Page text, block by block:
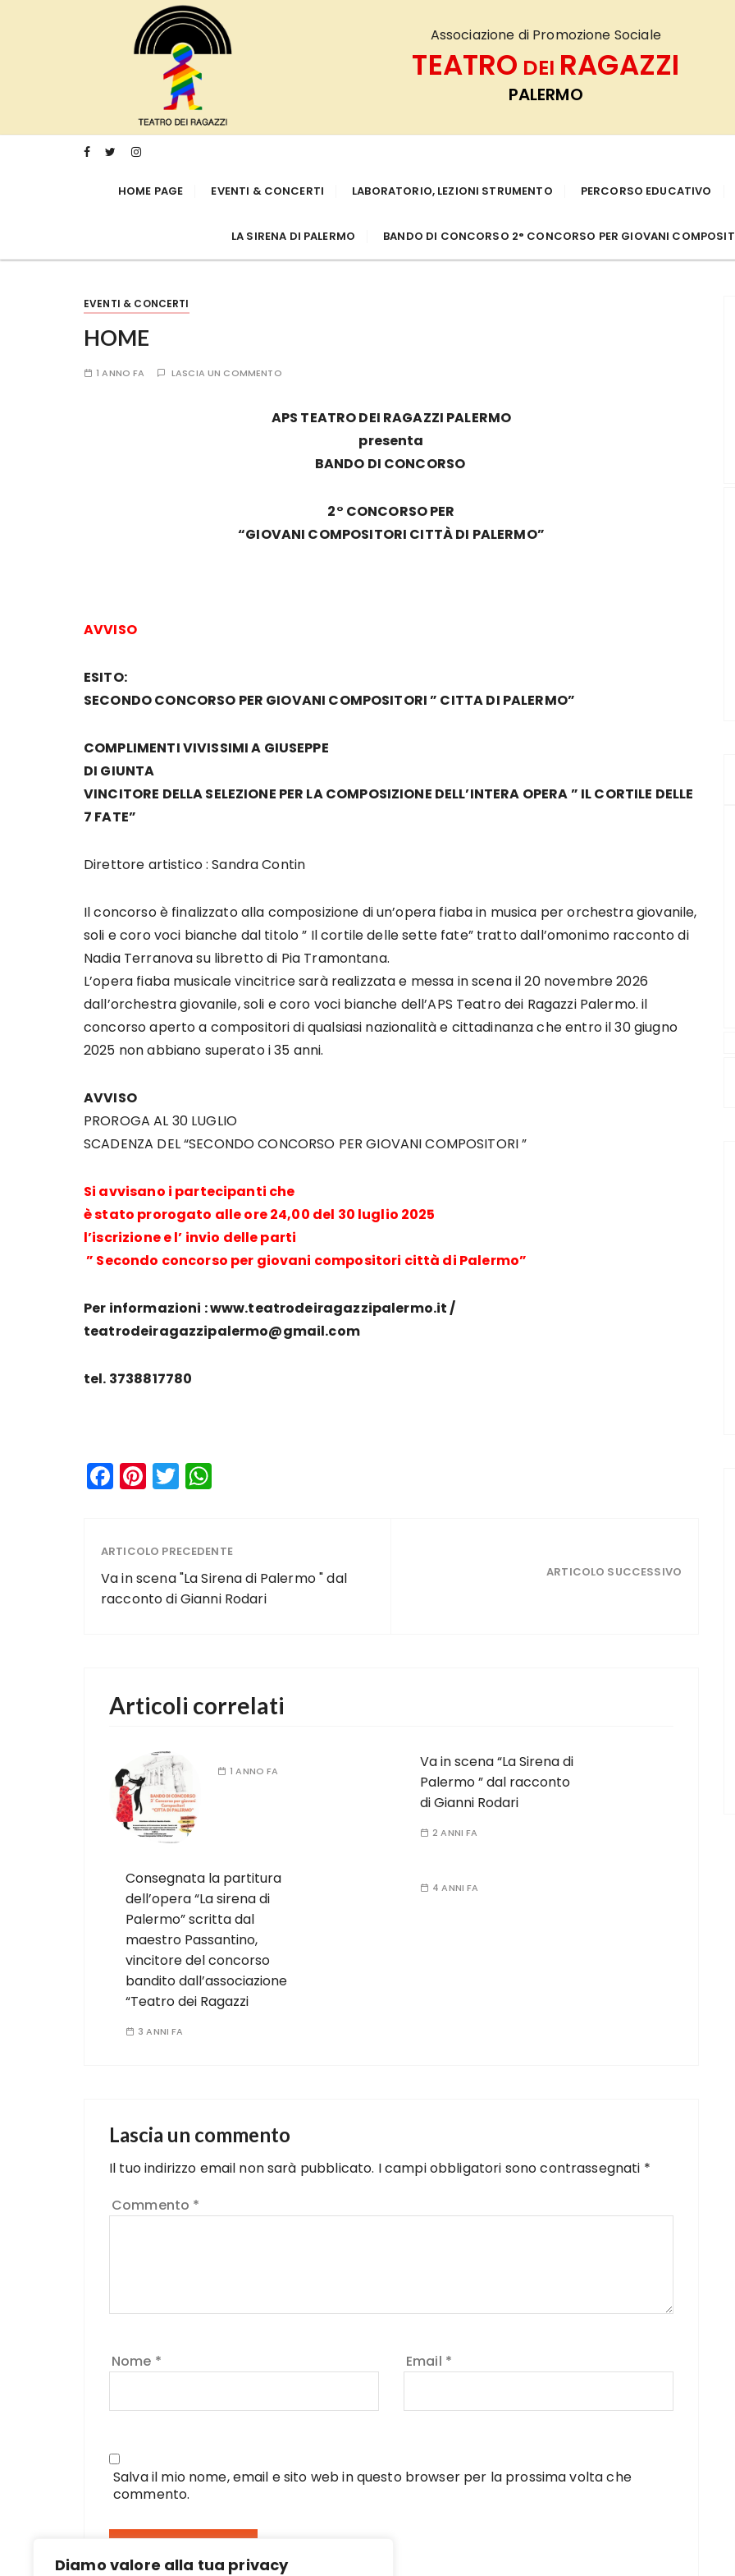
Diamo valore alla tua privacy
l
n
Associazione di Promozione Sociale
TEATRO DEI RAGAZZI
PALERMO
HOME PAGE EVENTI & CONCERTI LABORATORIO, LEZIONI STRUMENTO PERCORSO EDUCATIVO
LA SIRENA DI PALERMO BANDO DI CONCORSO 2° CONCORSO PER GIOVANI
EVENTI & CONCERTI
HOME
1 ANNO FA LASCIA UN COMMENTO
APS TEATRO DEI RAGAZZI PALERMO
presenta
BANDO DI CONCORSO
2° CONCORSO PER
“GIOVANI COMPOSITORI CITTÀ DI PALERMO”
AVVISO
ESITO:
SECONDOCONCORSO PER GIOVANI COMPOSITORI ” CITTA DI PALERMO”
COMPLIMENTI VIVISSIMI A GIUSEPPE
DI GIUNTA
VINCITORE DELLA SELEZIONE PER LA COMPOSIZIONE DELL’INTERA OPERA ” IL CORTILE DELLE
7 FATE”
Direttore artistico : Sandra Contin
Il concorso è finalizzato alla composizione di un’opera fiaba in musica per orchestra giovanile,
soli e coro voci bianche dal titolo ” Il cortile delle sette fate” tratto dall’omonimo racconto di
Nadia Terranova su libretto di Pia Tramontana.
L’opera fiaba musicale vincitrice sarà realizzata e messa in scena il 20 novembre 2026
dall’orchestra giovanile, soli e coro voci bianche dell’APS Teatro dei Ragazzi Palermo. il
concorso aperto a compositori di qualsiasi nazionalità e cittadinanza che entro il 30 giugno
2025 non abbiano superato i 35 anni.
AVVISO
PROROGA AL 30 LUGLIO
SCADENZA DEL “SECONDO CONCORSO PER GIOVANI COMPOSITORI ”
Si avvisano i partecipanti che
è stato prorogato alle ore 24,00 del 30 luglio 2025
l’iscrizione e l’ invio delle parti
” Secondo concorso per giovani compositori città di Palermo”
Per informazioni : www.teatrodeiragazzipalermo.it /
teatrodeiragazzipalermo@gmail.com
tel. 3738817780
F
e
b
o
Pi
re
st
T
te
r
ts
A
p
ARTICOLO PRECEDENTE
Va in scena "La Sirena di Palermo " dal
racconto di Gianni Rodari
ARTICOLO SUCCESSIVO
Articoli correlati
1 ANNO FA
Va in scena “La Sirena di
Palermo ” dal racconto
di Gianni Rodari
2 ANNI FA
Consegnata la partitura
dell’opera “La sirena di
Palermo” scritta dal
maestro Passantino,
vincitore del concorso
bandito dall’associazione
“Teatro dei Ragazzi
3 ANNI FA
4 ANNI FA
Lascia un commento
Il tuo indirizzo email non sarà pubblicato. I campi obbligatori sono contrassegnati *
Commento *
Nome * Email *
Salva il mio nome, email e sito web in questo browser per la prossima volta che
commento.